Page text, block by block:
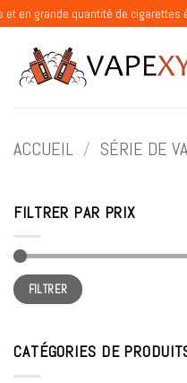
Passer
contenu
quantité de cigarettes
ACCUEIL / SÉRIE DE
FILTRER PAR PRIX
Prix
min
Prix
maxFILTRER
CATÉGORIES DE